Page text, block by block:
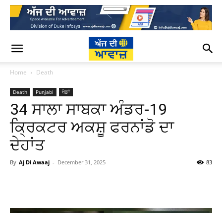
Home Death
Death Punjabi ਖੇਡਾਂ
34 ਸਾਲਾ ਸਾਬਕਾ ਅੰਡਰ-19
ਕ੍ਰਿਕਟਰ ਅਕਸ਼ੂ ਫਰਨਾਂਡੋ ਦਾ
ਦੇਹਾਂਤ
By Aj Di Awaaj - December 31, 2025 83